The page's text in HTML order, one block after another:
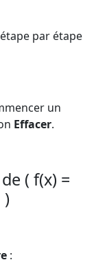
par étape
un
Effacer.
( f(x) =
: